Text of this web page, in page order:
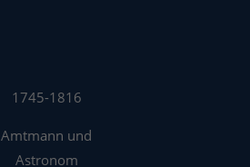
1745-1816
Amtmann und
Astronom